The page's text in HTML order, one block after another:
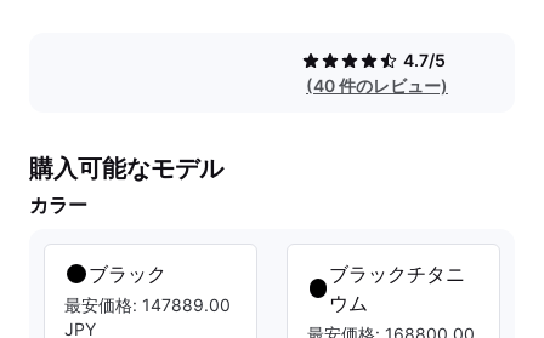
4.7/5
(40 件のレビュー)
購入可能なモデル
カラー
ブラック
最安価格: 147889.00
JPY
ブラックチタニ
ウム
最安価格: 168800.00